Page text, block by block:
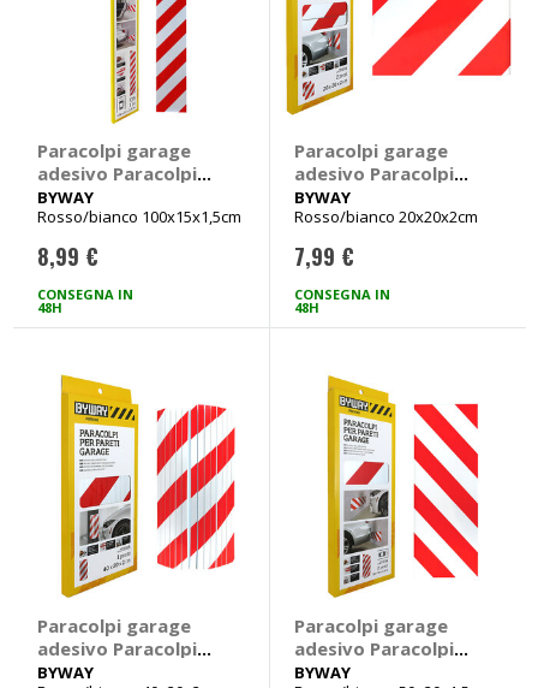
Paracolpi garage
adesivo Paracolpi
per pareti garage -
BYWAY
BYWAY
Rosso/bianco 100x15x1,5cm
8,99 €
CONSEGNA IN
48H
Paracolpi garage
adesivo Paracolpi
per pareti garage -
BYWAY
BYWAY
Rosso/bianco 20x20x2cm
7,99 €
CONSEGNA IN
48H
Paracolpi garage
adesivo Paracolpi
per pareti garage -
BYWAY
Paracolpi garage
adesivo Paracolpi
per pareti garage -
BYWAY